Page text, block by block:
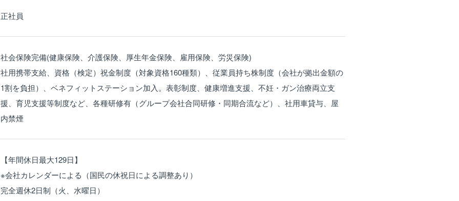
正社員
社会保険完備(健康保険、介護保険、厚生年金保険、雇用保険、労災保険)
社用携帯支給、資格（検定）祝金制度（対象資格160種類）、従業員持ち株制度（会社が拠出金額の
1割を負担）、ベネフィットステーション加入。表彰制度、健康増進支援、不妊・ガン治療両立支
援、育児支援等制度など、各種研修有（グループ会社合同研修・同期合流など）、社用車貸与、屋
内禁煙
【年間休日最大129日】
※会社カレンダーによる（国民の休祝日による調整あり）
完全週休2日制（火、水曜日）